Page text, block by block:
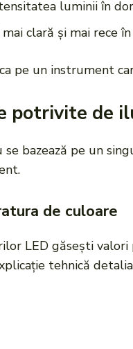
luminii în
clară și mai rece
pe un instrument
potrivite de
bazează pe un
de culoare
LED găsești
tehnică